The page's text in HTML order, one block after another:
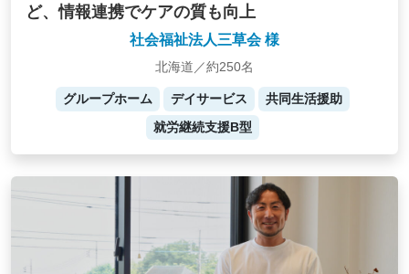
ど、情報連携でケアの質も向上
社会福祉法人三草会 様
北海道／約250名
グループホーム デイサービス
共同生活援助
就労継続支援B型